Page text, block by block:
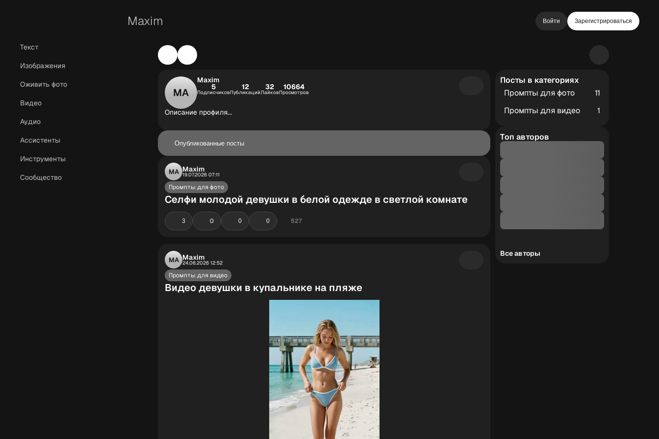
Текст
Изображения
Оживить фото
Видео
Аудио
Ассистенты
Инструменты
Сообщество
Maxim Войти Зарегистрироваться
MA
Maxim
5
Подписчиков
12
Публикаций
32
Лайков
10664
Просмотров
Описание профиля...
Опубликованные посты
MA Maxim
19.07.2026 07:11
Промпты для фото
Селфи молодой девушки в белой одежде в светлой комнате
3 0 0 0 527
MA Maxim
24.06.2026 12:52
Промпты для видео
Видео девушки в купальнике на пляже
Посты в категориях
Промпты для фото
11
Промпты для видео
1
Топ авторов
Все авторы